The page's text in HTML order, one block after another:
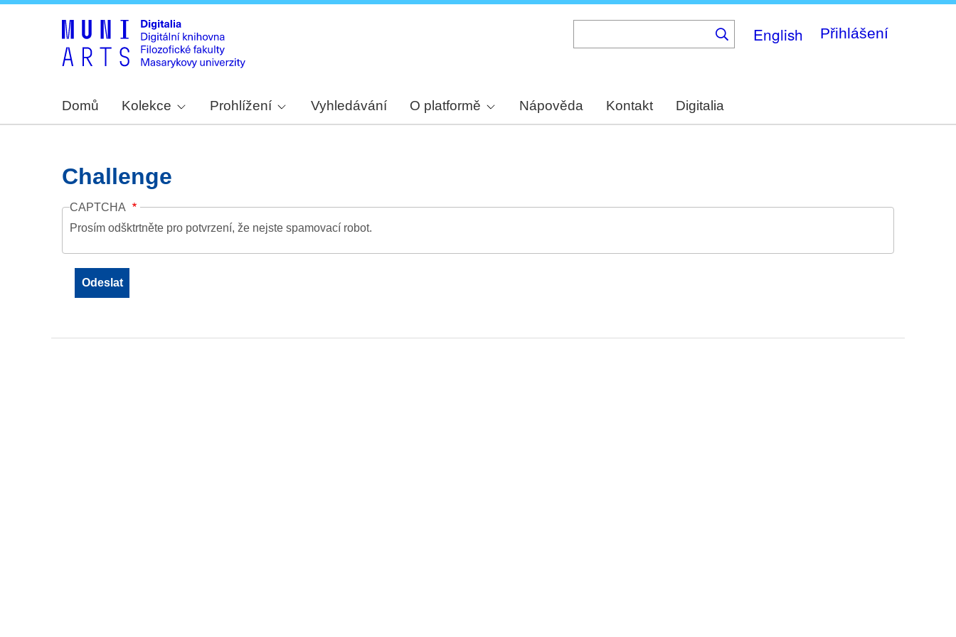
English Přihlášení
Domů Kolekce Prohlížení Vyhledávání O platformě Nápověda Kontakt Digitalia
Challenge
CAPTCHA
Prosím odšktrtněte pro potvrzení, že nejste spamovací robot.